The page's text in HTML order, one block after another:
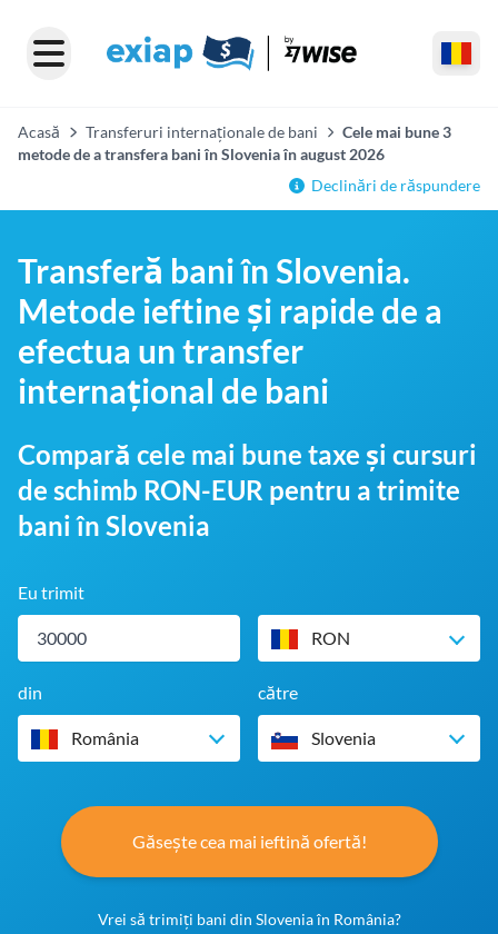
Acasă Transferuri internaționale de bani
Cele mai bune 3
metode de a transfera bani în Slovenia în august 2026
Declinări de răspundere
Transferă bani în Slovenia.
Metode ieftine și rapide de a
efectua un transfer
internațional de bani
Compară cele mai bune taxe și cursuri
de schimb RON-EUR pentru a trimite
bani în Slovenia
Eu trimit
RON
din
România
către
Slovenia
Găsește cea mai ieftină ofertă!
Vrei să trimiți bani din Slovenia în România?